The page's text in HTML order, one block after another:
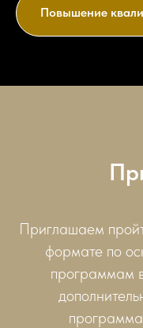
Повышение
Приглашаем
формате по
программам